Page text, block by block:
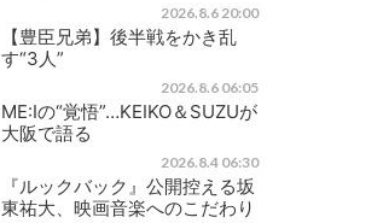
2026.8.6 20:00
【豊臣兄弟】後半戦をかき乱
す“3人”
2026.8.6 06:05
ME:Iの“覚悟”…KEIKO＆SUZUが
大阪で語る
2026.8.4 06:30
『ルックバック』公開控える坂
東祐大、映画音楽へのこだわり